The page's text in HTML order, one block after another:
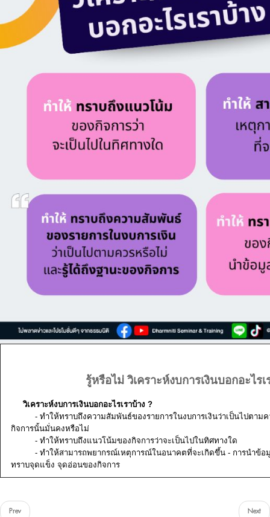
รู้หรือไม่ วิเคราะห์งบการเงินบอกอะไรเ
วิเคราะห์งบการเงินบอกอะไรเราบ้าง ?
- ทำให้ทราบถึงความสัมพันธ์ของรายการในงบการเงินว่าเป็นไปตาม
กิจการนั้นมั่นคงหรือไม่
- ทำให้ทราบถึงแนวโน้มของกิจการว่าจะเป็นไปในทิศทางใด
- ทำให้สามารถพยากรณ์เหตุการณ์ในอนาคตที่จะเกิดขึ้น - การนำข้อ
ทราบจุดแข็ง จุดอ่อนของกิจการ
Prev Next